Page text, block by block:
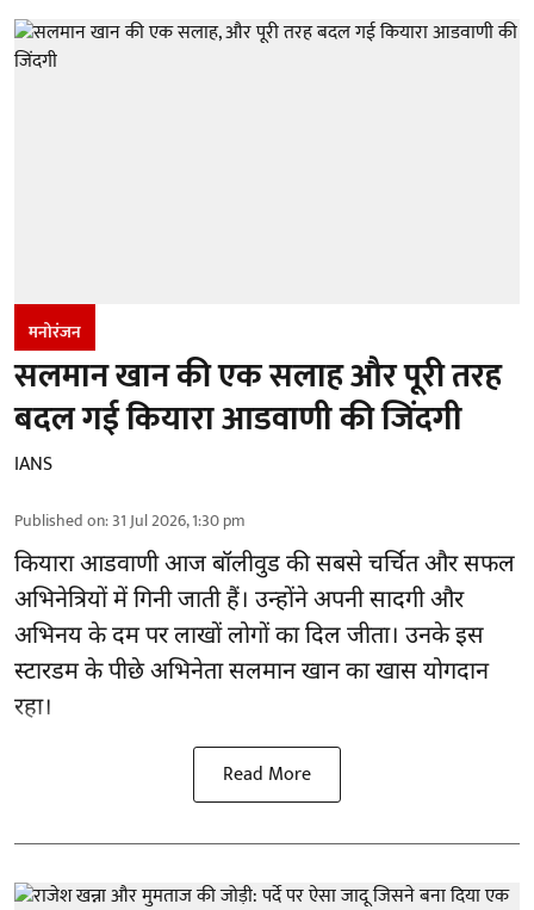
मनोरंजन
सलमान खान की एक सलाह और पूरी तरह
बदल गई कियारा आडवाणी की जिंदगी
IANS
Published on:31 Jul 2026, 1:30 pm
कियारा आडवाणी आज बॉलीवुड की सबसे चर्चित और सफल
अभिनेत्रियों में गिनी जाती हैं। उन्होंने अपनी सादगी और
अभिनय के दम पर लाखों लोगों का दिल जीता। उनके इस
स्टारडम के पीछे अभिनेता सलमान खान का खास योगदान
रहा।
Read More